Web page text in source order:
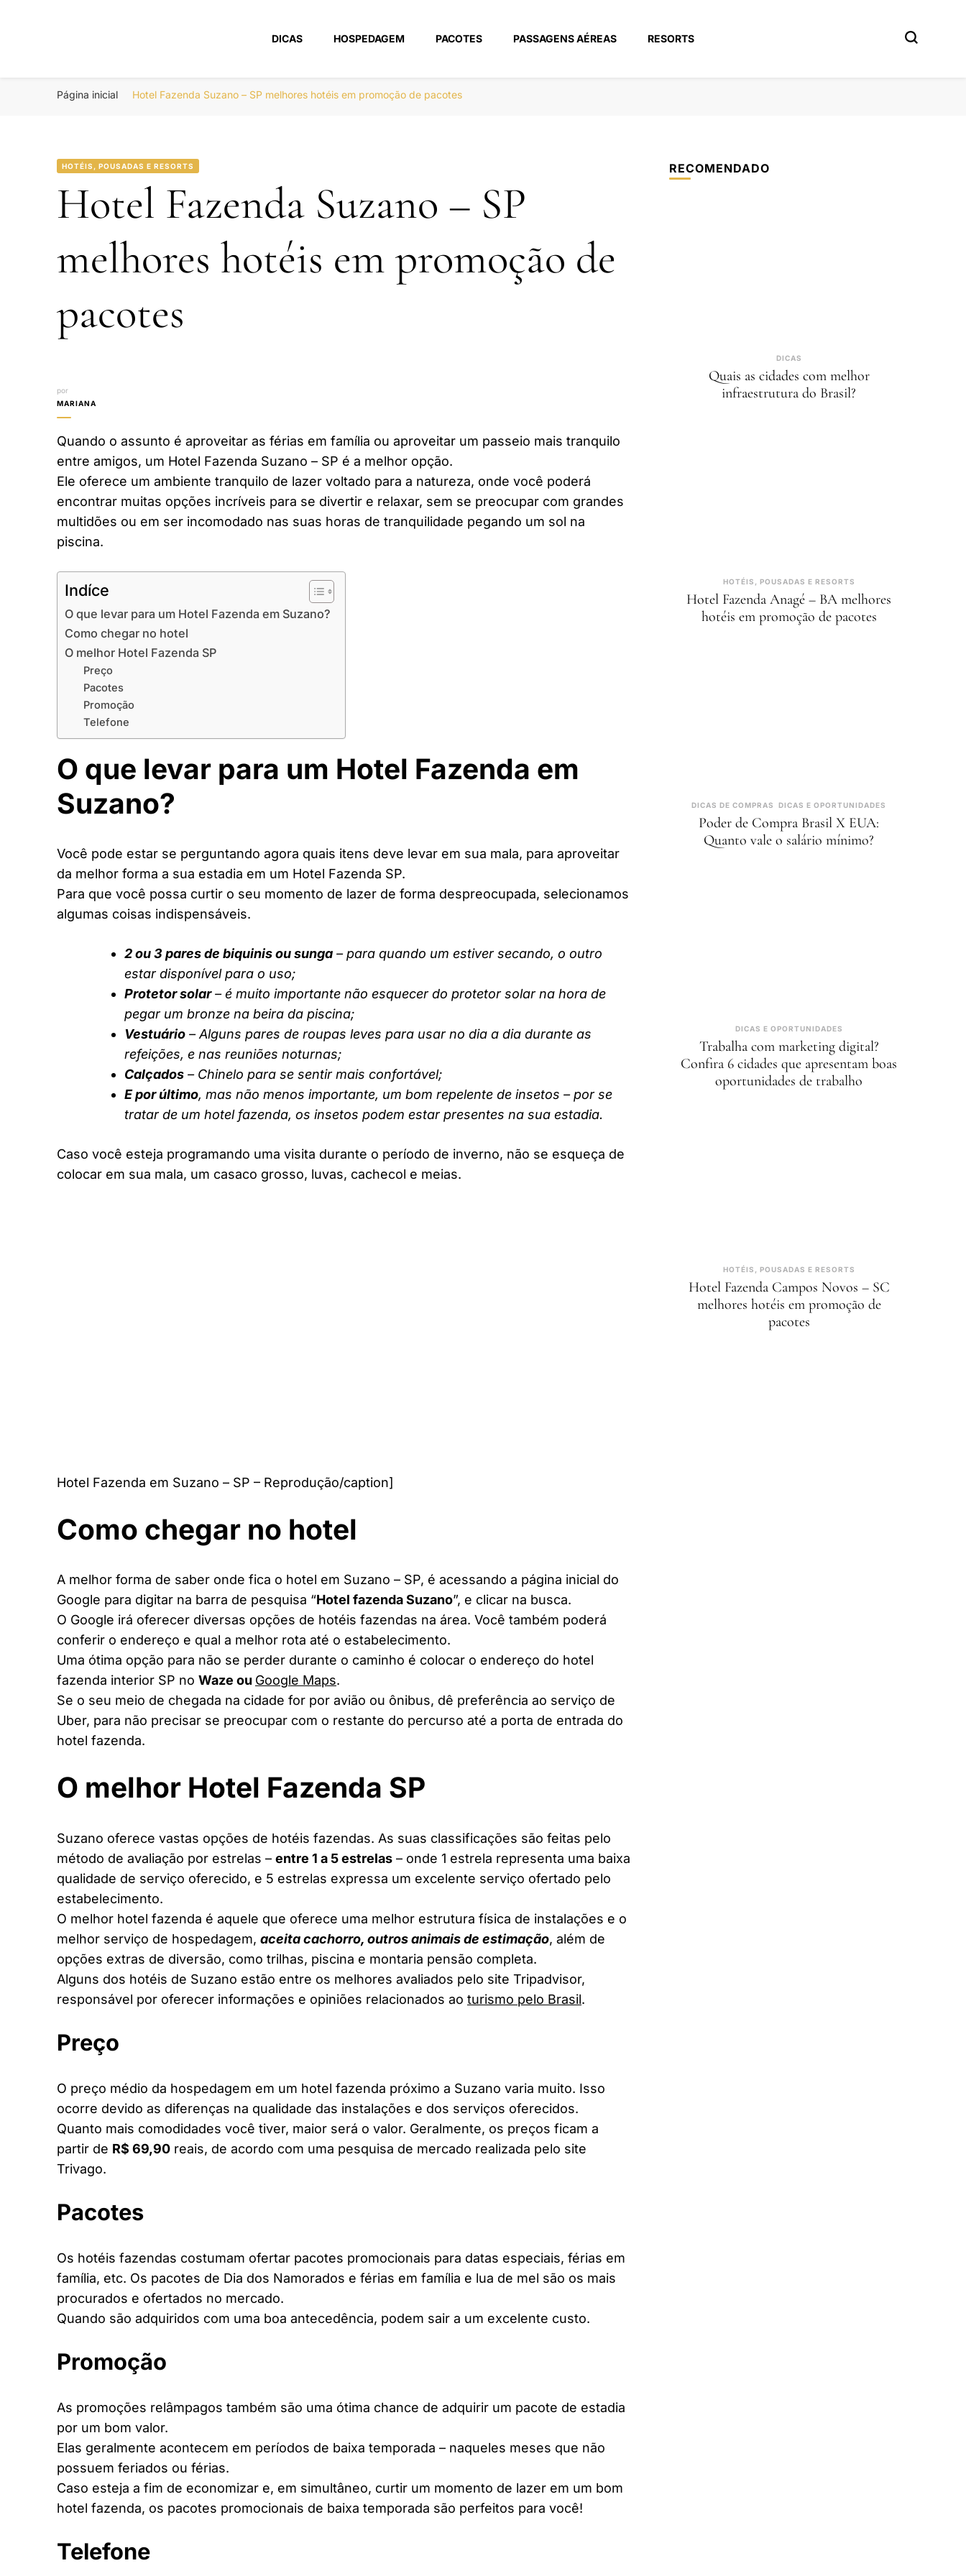
Portal Boa Viagem
DICAS HOSPEDAGEM PACOTES PASSAGENS AÉREAS RESORTS
Página inicial Hotel Fazenda Suzano – SP melhores hotéis em promoção de pacotes
HOTÉIS, POUSADAS E RESORTS
Hotel Fazenda Suzano – SP
melhores hotéis em promoção de
pacotes
por
MARIANA
Quando o assunto é aproveitar as férias em família ou aproveitar um passeio mais tranquilo
entre amigos, um Hotel Fazenda Suzano – SP é a melhor opção.
Ele oferece um ambiente tranquilo de lazer voltado para a natureza, onde você poderá
encontrar muitas opções incríveis para se divertir e relaxar, sem se preocupar com grandes
multidões ou em ser incomodado nas suas horas de tranquilidade pegando um sol na
piscina.
Indíce
O que levar para um Hotel Fazenda em Suzano?
Como chegar no hotel
O melhor Hotel Fazenda SP
Preço
Pacotes
Promoção
Telefone
O que levar para um Hotel Fazenda em
Suzano?
Você pode estar se perguntando agora quais itens deve levar em sua mala, para aproveitar
da melhor forma a sua estadia em um Hotel Fazenda SP.
Para que você possa curtir o seu momento de lazer de forma despreocupada, selecionamos
algumas coisas indispensáveis.
2 ou 3 pares de biquinis ou sunga – para quando um estiver secando, o outro
estar disponível para o uso;
Protetor solar– é muito importante não esquecer do protetor solar na hora de
pegar um bronze na beira da piscina;
Vestuário – Alguns pares de roupas leves para usar no dia a dia durante as
refeições, e nas reuniões noturnas;
Calçados – Chinelo para se sentir mais confortável;
E por último, mas não menos importante, um bom repelente de insetos – por se
tratar de um hotel fazenda, os insetos podem estar presentes na sua estadia.
Caso você esteja programando uma visita durante o período de inverno, não se esqueça de
colocar em sua mala, um casaco grosso, luvas, cachecol e meias.
Hotel Fazenda em Suzano – SP – Reprodução/caption]
Como chegar no hotel
A melhor forma de saber onde fica o hotel em Suzano – SP, é acessando a página inicial do
Google para digitar na barra de pesquisa “Hotel fazenda Suzano”, e clicar na busca.
O Google irá oferecer diversas opções de hotéis fazendas na área. Você também poderá
conferir o endereço e qual a melhor rota até o estabelecimento.
Uma ótima opção para não se perder durante o caminho é colocar o endereço do hotel
fazenda interior SP no Waze ou Google Maps.
Se o seu meio de chegada na cidade for por avião ou ônibus, dê preferência ao serviço de
Uber, para não precisar se preocupar com o restante do percurso até a porta de entrada do
hotel fazenda.
O melhor Hotel Fazenda SP
Suzano oferece vastas opções de hotéis fazendas. As suas classificações são feitas pelo
método de avaliação por estrelas – entre 1 a 5 estrelas – onde 1 estrela representa uma baixa
qualidade de serviço oferecido, e 5 estrelas expressa um excelente serviço ofertado pelo
estabelecimento.
O melhor hotel fazenda é aquele que oferece uma melhor estrutura física de instalações e o
melhor serviço de hospedagem, aceita cachorro, outros animais de estimação, além de
opções extras de diversão, como trilhas, piscina e montaria pensão completa.
Alguns dos hotéis de Suzano estão entre os melhores avaliados pelo site Tripadvisor,
responsável por oferecer informações e opiniões relacionados ao turismo pelo Brasil.
Preço
O preço médio da hospedagem em um hotel fazenda próximo a Suzano varia muito. Isso
ocorre devido as diferenças na qualidade das instalações e dos serviços oferecidos.
Quanto mais comodidades você tiver, maior será o valor. Geralmente, os preços ficam a
partir de R$ 69,90 reais, de acordo com uma pesquisa de mercado realizada pelo site
Trivago.
Pacotes
Os hotéis fazendas costumam ofertar pacotes promocionais para datas especiais, férias em
família, etc. Os pacotes de Dia dos Namorados e férias em família e lua de mel são os mais
procurados e ofertados no mercado.
Quando são adquiridos com uma boa antecedência, podem sair a um excelente custo.
Promoção
As promoções relâmpagos também são uma ótima chance de adquirir um pacote de estadia
por um bom valor.
Elas geralmente acontecem em períodos de baixa temporada – naqueles meses que não
possuem feriados ou férias.
Caso esteja a fim de economizar e, em simultâneo, curtir um momento de lazer em um bom
hotel fazenda, os pacotes promocionais de baixa temporada são perfeitos para você!
Telefone
RECOMENDADO
DICAS
Quais as cidades com melhor
infraestrutura do Brasil?
HOTÉIS, POUSADAS E RESORTS
Hotel Fazenda Anagé – BA melhores
hotéis em promoção de pacotes
DICAS DE COMPRAS DICAS E OPORTUNIDADES
Poder de Compra Brasil X EUA:
Quanto vale o salário mínimo?
DICAS E OPORTUNIDADES
Trabalha com marketing digital?
Confira 6 cidades que apresentam boas
oportunidades de trabalho
HOTÉIS, POUSADAS E RESORTS
Hotel Fazenda Campos Novos – SC
melhores hotéis em promoção de
pacotes